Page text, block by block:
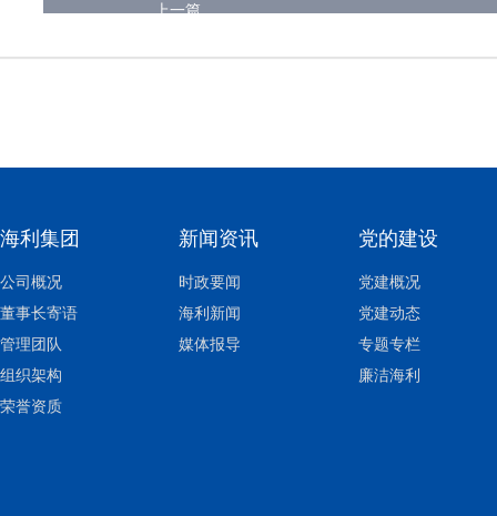
上一篇
海利集团
公司概况
董事长寄语
管理团队
组织架构
荣誉资质
新闻资讯
时政要闻
海利新闻
媒体报导
党的建设
党建概况
党建动态
专题专栏
廉洁海利